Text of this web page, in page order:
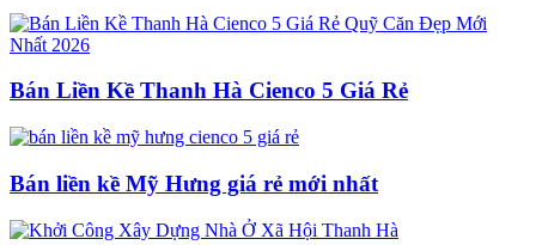
Bán Liền Kề Thanh Hà Cienco 5 Giá Rẻ
Bán liền kề Mỹ Hưng giá rẻ mới nhất